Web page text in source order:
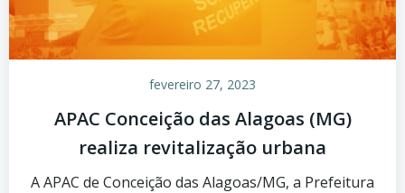
fevereiro 27, 2023
APAC Conceição das Alagoas (MG)
realiza revitalização urbana
A APAC de Conceição das Alagoas/MG, a Prefeitura